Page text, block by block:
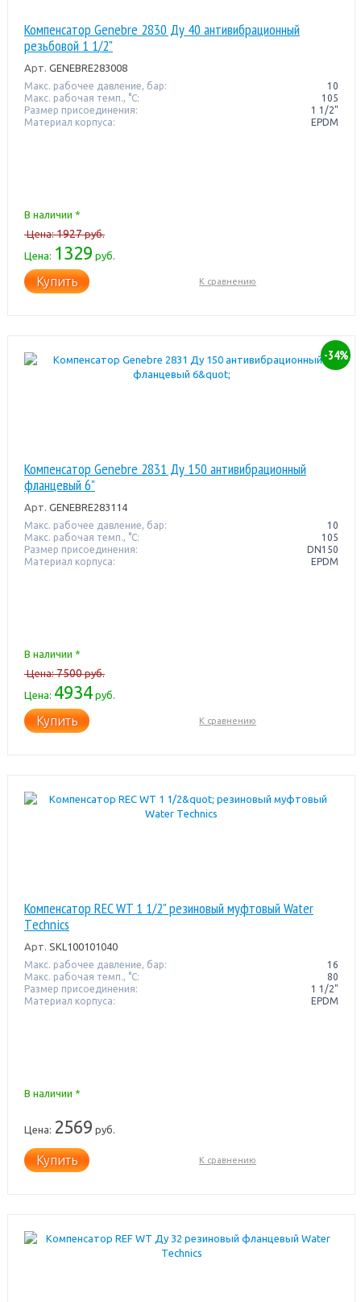
Компенсатор Genebre 2830 Ду 40 антивибрационный
резьбовой 1 1/2"
Арт. GENEBRE283008
Макс. рабочее давление, бар:
10
Макс. рабочая темп., °С:
105
Размер присоединения:
1 1/2"
Материал корпуса:
EPDM
В наличии *
Цена:1927руб.
Цена: 1329 руб.
Купить К сравнению
-34%
Компенсатор Genebre 2831 Ду 150 антивибрационный
фланцевый 6"
Арт. GENEBRE283114
Макс. рабочее давление, бар:
10
Макс. рабочая темп., °С:
105
Размер присоединения:
DN150
Материал корпуса:
EPDM
В наличии *
Цена:7500руб.
Цена: 4934руб.
Купить К сравнению
Компенсатор REC WT 1 1/2" резиновый муфтовый Water
Тechnics
Арт. SKL100101040
Макс. рабочее давление, бар:
16
Макс. рабочая темп., °С:
80
Размер присоединения:
1 1/2"
Материал корпуса:
EPDM
В наличии *
Цена: 2569 руб.
Купить К сравнению